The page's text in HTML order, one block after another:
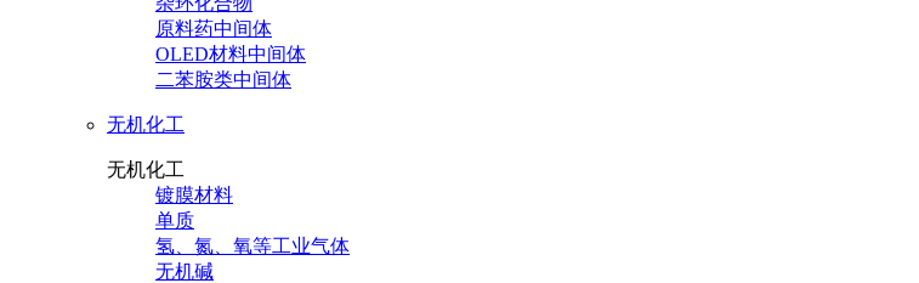
原料药中间体
OLED材料中间体
二苯胺类中间体
无机化工
无机化工
镀膜材料
单质
氢、氮、氧等工业气体
无机碱